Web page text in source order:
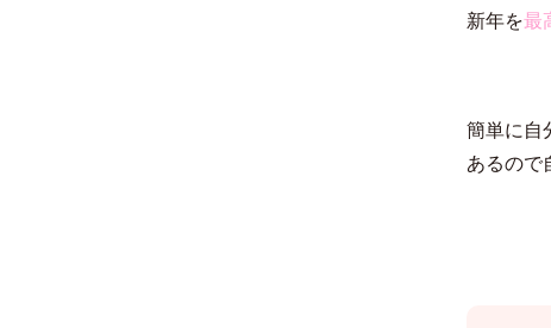
新年を最
簡単に自
あるので